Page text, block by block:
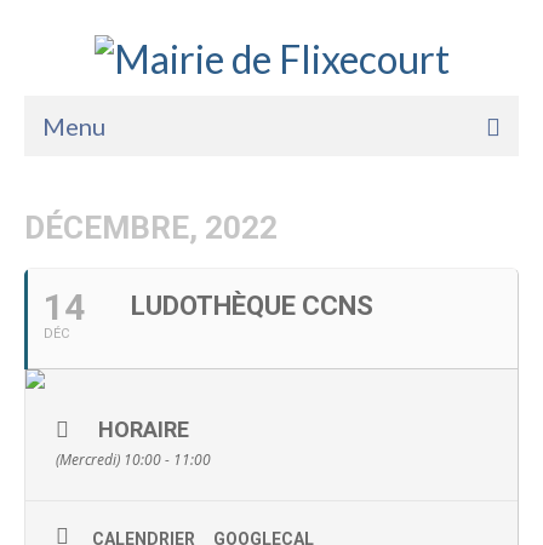
Menu
La Mairie
Vie Pratique
Services
Sports Loisirs et Culture
DÉCEMBRE, 2022
14
DÉC
LUDOTHÈQUE CCNS
HORAIRE
(Mercredi) 10:00 - 11:00
CALENDRIER GOOGLECAL